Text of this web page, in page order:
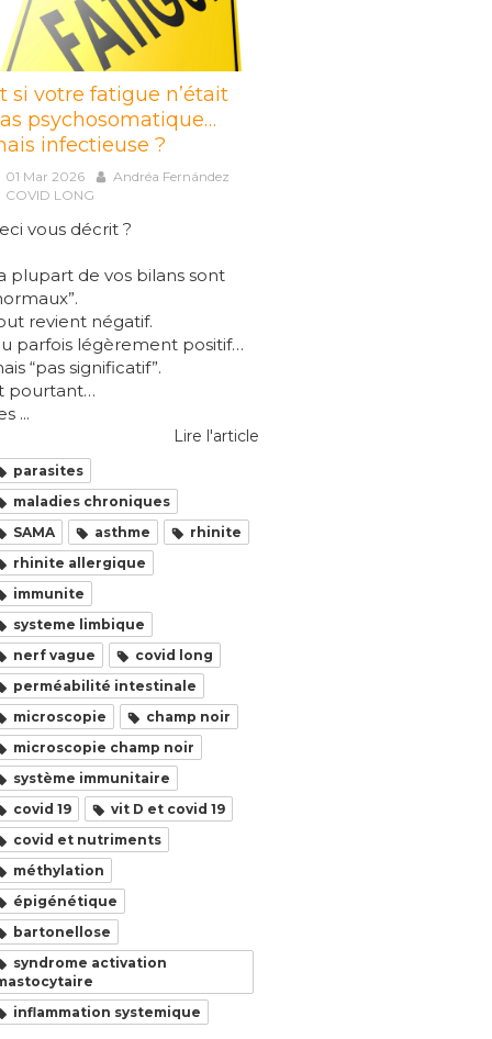
si votre fatigue n’était
psychosomatique…
infectieuse ?
01 Mar 2026
Andréa Fernández
COVID LONG
vous décrit ?
plupart de vos bilans sont
revient négatif.
parfois légèrement positif…
“pas significatif”.
pourtant…
...
Lire l'article
parasites
maladies chroniques
SAMA
asthme
rhinite
rhinite allergique
immunite
systeme limbique
nerf vague
covid long
perméabilité intestinale
microscopie
champ noir
microscopie champ noir
système immunitaire
covid 19
vit D et covid 19
covid et nutriments
méthylation
épigénétique
bartonellose
syndrome activation
inflammation systemique